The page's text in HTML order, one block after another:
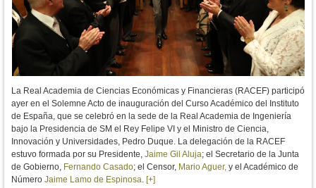
La Real Academia de Ciencias Económicas y Financieras (RACEF) participó
ayer en el Solemne Acto de inauguración del Curso Académico del Instituto
de España, que se celebró en la sede de la Real Academia de Ingeniería
bajo la Presidencia de SM el Rey Felipe VI y el Ministro de Ciencia,
Innovación y Universidades, Pedro Duque. La delegación de la RACEF
estuvo formada por su Presidente, Jaime Gil Aluja; el Secretario de la Junta
de Gobierno, Fernando Casado; el Censor, Mario Aguer, y el Académico de
Número Jaime Lamo de Espinosa. [+]